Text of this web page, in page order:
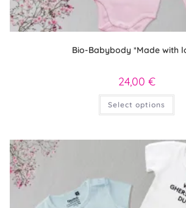
Bio-Babybody *Made with
24,00 €
Select options
Die
der